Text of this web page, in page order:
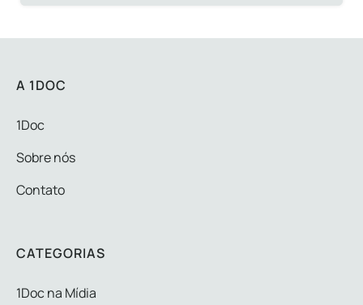
A 1DOC
1Doc
Sobre nós
Contato
CATEGORIAS
1Doc na Mídia